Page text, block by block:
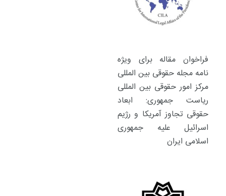
فراخوان مقاله برای ویژه
نامه مجله حقوقی بین المللی
مرکز امور حقوقی بین المللی
ریاست جمهوری: ابعاد
حقوقی تجاوز آمریکا و رژیم
اسرائیل علیه جمهوری
اسلامی ایران